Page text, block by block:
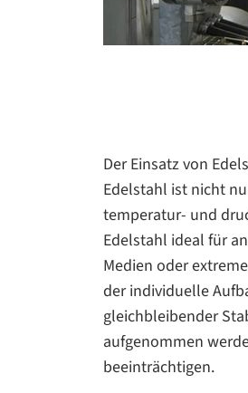
Der Einsatz von
Edelstahl ist nicht
temperatur- und
Edelstahl ideal für
Medien oder
der individuelle
gleichbleibender
aufgenommen
beeinträchtigen.